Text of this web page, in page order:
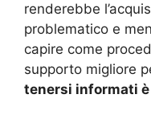
renderebbe
problematico e
capire come
supporto migliore
tenersi informati